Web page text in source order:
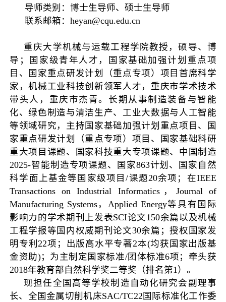
导师类别：博士生导师、硕士生导师
联系邮箱：heyan@cqu.edu.cn
重庆大学机械与运载工程学院教授，硕导、博
导；国家级青年人才，国家基础加强计划重点项
目、国家重点研发计划（重点专项）项目首席科学
家，机械工业科技创新领军人才，重庆市学术技术
带头人，重庆市杰青。长期从事制造装备与智能
化、绿色制造与清洁生产、工业大数据与人工智能
等领域研究，主持国家基础加强计划重点项目、国
家重点研发计划（重点专项）项目、国家基础科研
重大项目课题、国家科技重大专项课题、中国制造
2025-智能制造专项课题、国家863计划、国家自然
科学面上基金等国家级项目/课题20余项；在IEEE
Transactions on Industrial Informatics，Journal of
Manufacturing Systems，Applied Energy等具有国际
影响力的学术期刊上发表SCI论文150余篇以及机械
工程学报等国内权威期刊论文30余篇；授权国家发
明专利22项；出版高水平专著2本(均获国家出版基
金资助)；为主制定国家标准/团体标准6项；牵头获
2018年教育部自然科学奖二等奖（排名第1）。
现担任全国高等学校制造自动化研究会副理事
长、全国金属切削机床SAC/TC22国际标准化工作委